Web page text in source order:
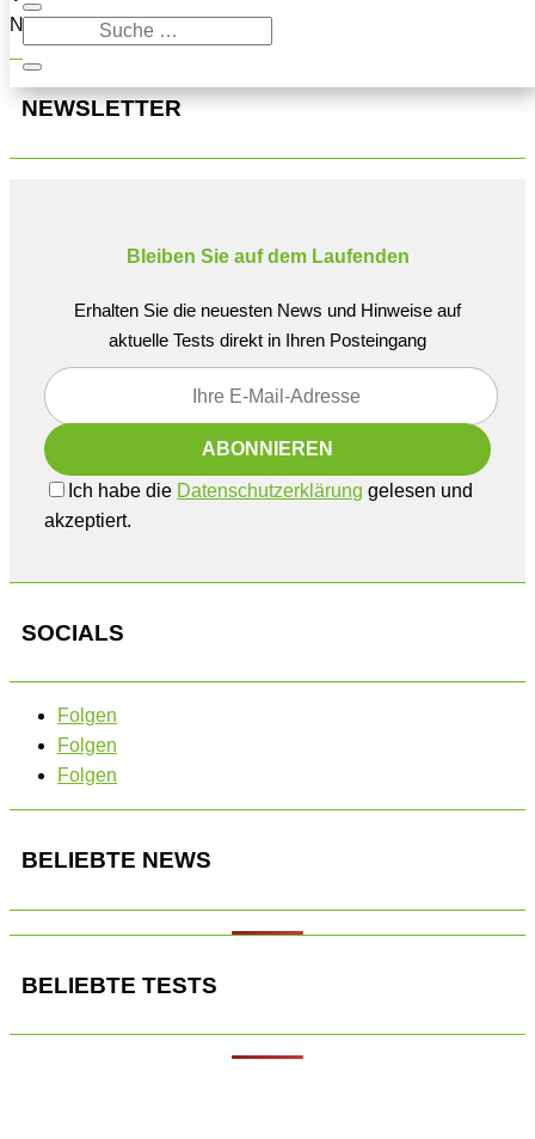
Navigation oben, um den Beitrag zu finden.
NEWSLETTER
Bleiben Sie auf dem Laufenden
Erhalten Sie die neuesten News und Hinweise auf
aktuelle Tests direkt in Ihren Posteingang
Ich habe die Datenschutzerklärung gelesen und
akzeptiert.
SOCIALS
Folgen
Folgen
Folgen
BELIEBTE NEWS
BELIEBTE TESTS